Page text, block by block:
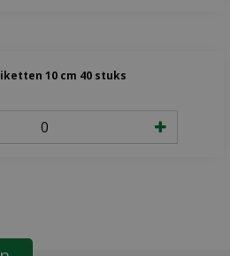
10 cm 40 stuks